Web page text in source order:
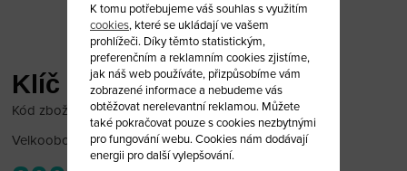
Klíč Peugeot VA2
Kód zboží: Peugeot 20/VA2
Velkoobchodní cena:po přihlášení
K tomu potřebujeme váš souhlas s využitím
cookies, které se ukládají ve vašem
prohlížeči. Díky těmto statistickým,
preferenčním a reklamním cookies zjistíme,
jak náš web používáte, přizpůsobíme vám
zobrazené informace a nebudeme vás
obtěžovat nerelevantní reklamou. Můžete
také pokračovat pouze s cookies nezbytnými
pro fungování webu. Cookies nám dodávají
energii pro další vylepšování.